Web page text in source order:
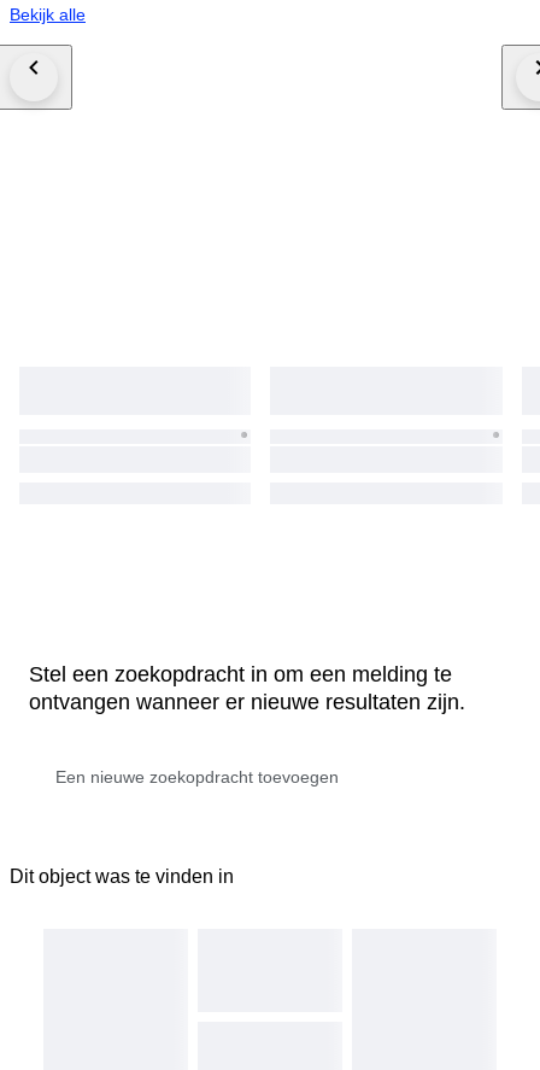
Bekijk alle
Stel een zoekopdracht in om een melding te
ontvangen wanneer er nieuwe resultaten zijn.
Dit object was te vinden in